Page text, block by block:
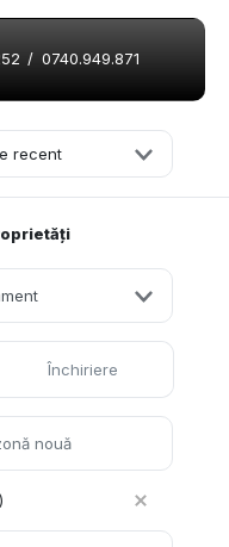
/ 0740.949.871
recent
Închiriere